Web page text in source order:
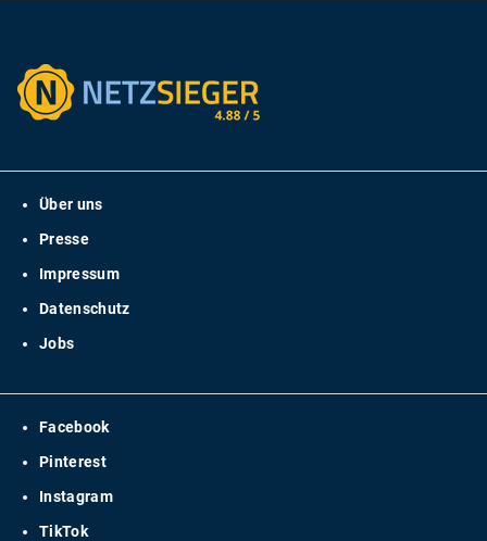
Über uns
Presse
Impressum
Datenschutz
Jobs
Facebook
Pinterest
Instagram
TikTok